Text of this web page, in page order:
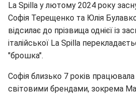
La Spilla у лютому 2024 року
Софія Терещенко та Юлія
відсилає до прізвища однієї із
італійської La Spilla
"брошка".
Софія близько 7 років
світовими брендами, зокрема